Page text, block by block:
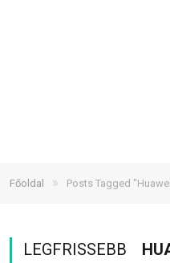
Főoldal » Posts Tagged
LEGFRISSEBB